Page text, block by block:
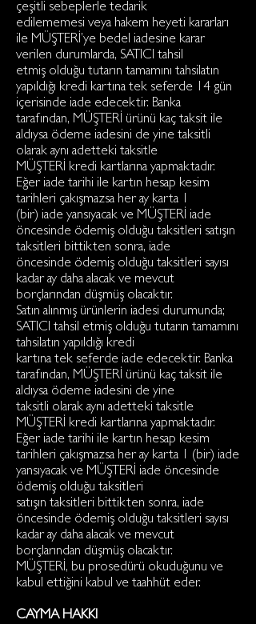
çeşitli sebeplerle tedarik
edilememesi veya hakem heyeti kararları
ile MÜŞTERİ’ye bedel iadesine karar
verilen durumlarda, SATICI tahsil
etmiş olduğu tutarın tamamını tahsilatın
yapıldığı kredi kartına tek seferde 14 gün
içerisinde iade edecektir. Banka
tarafından, MÜŞTERİ ürünü kaç taksit ile
aldıysa ödeme iadesini de yine taksitli
olarak aynı adetteki taksitle
MÜŞTERİ kredi kartlarına yapmaktadır.
Eğer iade tarihi ile kartın hesap kesim
tarihleri çakışmazsa her ay karta 1
(bir) iade yansıyacak ve MÜŞTERİ iade
öncesinde ödemiş olduğu taksitleri satışın
taksitleri bittikten sonra, iade
öncesinde ödemiş olduğu taksitleri sayısı
kadar ay daha alacak ve mevcut
borçlarından düşmüş olacaktır.
Satın alınmış ürünlerin iadesi durumunda;
SATICI tahsil etmiş olduğu tutarın tamamını
tahsilatın yapıldığı kredi
kartına tek seferde iade edecektir. Banka
tarafından, MÜŞTERİ ürünü kaç taksit ile
aldıysa ödeme iadesini de yine
taksitli olarak aynı adetteki taksitle
MÜŞTERİ kredi kartlarına yapmaktadır.
Eğer iade tarihi ile kartın hesap kesim
tarihleri çakışmazsa her ay karta 1 (bir) iade
yansıyacak ve MÜŞTERİ iade öncesinde
ödemiş olduğu taksitleri
satışın taksitleri bittikten sonra, iade
öncesinde ödemiş olduğu taksitleri sayısı
kadar ay daha alacak ve mevcut
borçlarından düşmüş olacaktır.
MÜŞTERİ, bu prosedürü okuduğunu ve
kabul ettiğini kabul ve taahhüt eder.
CAYMA HAKKI